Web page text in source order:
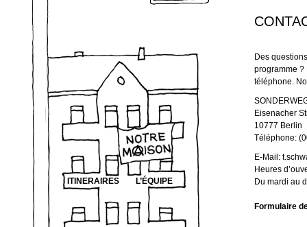
ITINERAIRES L’ÉQUIPE
Des
programme ?
téléphone.
Eisenacher
10777 Berlin
Téléphone:
E-Mail:
Heures
Du mardi au
Formulaire